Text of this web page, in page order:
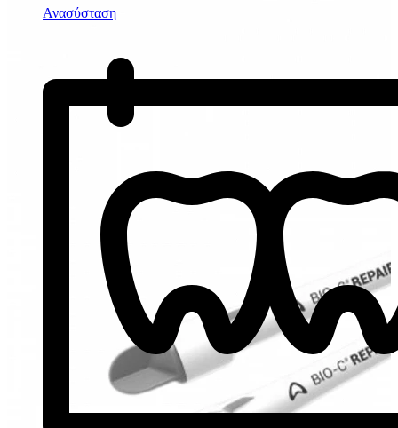
Ανασύσταση